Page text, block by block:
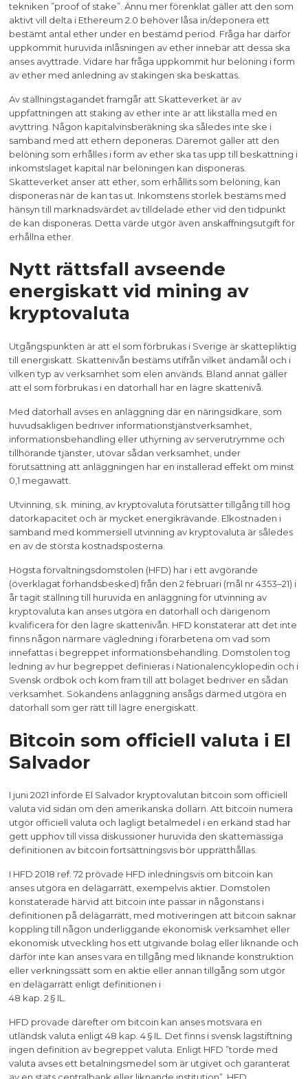
tekniken ”proof of stake”. Ännu mer förenklat gäller att den som
aktivt vill delta i Ethereum 2.0 behöver låsa in/deponera ett
bestämt antal ether under en bestämd period. Fråga har därför
uppkommit huruvida inlåsningen av ether innebär att dessa ska
anses avyttrade. Vidare har fråga uppkommit hur belöning i form
av ether med anledning av stakingen ska beskattas.
Av ställningstagandet framgår att Skatteverket är av
uppfattningen att staking av ether inte är att likställa med en
avyttring. Någon kapitalvinsberäkning ska således inte ske i
samband med att ethern deponeras. Däremot gäller att den
belöning som erhålles i form av ether ska tas upp till beskattning i
inkomstslaget kapital när belöningen kan disponeras.
Skatteverket anser att ether, som erhållits som belöning, kan
disponeras när de kan tas ut. Inkomstens storlek bestäms med
hänsyn till marknadsvärdet av tilldelade ether vid den tidpunkt
de kan disponeras. Detta värde utgör även anskaffningsutgift för
erhållna ether.
Nytt rättsfall avseende
energiskatt vid mining av
kryptovaluta
Utgångspunkten är att el som förbrukas i Sverige är skattepliktig
till energiskatt. Skattenivån bestäms utifrån vilket ändamål och i
vilken typ av verksamhet som elen används. Bland annat gäller
att el som förbrukas i en datorhall har en lägre skattenivå.
Med datorhall avses en anläggning där en näringsidkare, som
huvudsakligen bedriver informationstjänstverksamhet,
informationsbehandling eller uthyrning av serverutrymme och
tillhörande tjänster, utövar sådan verksamhet, under
förutsättning att anläggningen har en installerad effekt om minst
0,1 megawatt.
Utvinning, s.k. mining, av kryptovaluta förutsätter tillgång till hög
datorkapacitet och är mycket energikrävande. Elkostnaden i
samband med kommersiell utvinning av kryptovaluta är således
en av de största kostnadsposterna.
Högsta förvaltningsdomstolen (HFD) har i ett avgörande
(överklagat förhandsbesked) från den 2 februari (mål nr 4353–21) i
år tagit ställning till huruvida en anläggning för utvinning av
kryptovaluta kan anses utgöra en datorhall och därigenom
kvalificera för den lägre skattenivån. HFD konstaterar att det inte
finns någon närmare vägledning i förarbetena om vad som
innefattas i begreppet informationsbehandling. Domstolen tog
ledning av hur begreppet definieras i Nationalencyklopedin och i
Svensk ordbok och kom fram till att bolaget bedriver en sådan
verksamhet. Sökandens anläggning ansågs därmed utgöra en
datorhall som ger rätt till lägre energiskatt.
Bitcoin som officiell valuta i El
Salvador
I juni 2021 införde El Salvador kryptovalutan bitcoin som officiell
valuta vid sidan om den amerikanska dollarn. Att bitcoin numera
utgör officiell valuta och lagligt betalmedel i en erkänd stad har
gett upphov till vissa diskussioner huruvida den skattemässiga
definitionen av bitcoin fortsättningsvis bör upprätthållas.
I HFD 2018 ref. 72 prövade HFD inledningsvis om bitcoin kan
anses utgöra en delägarrätt, exempelvis aktier. Domstolen
konstaterade härvid att bitcoin inte passar in någonstans i
definitionen på delägarrätt, med motiveringen att bitcoin saknar
koppling till någon underliggande ekonomisk verksamhet eller
ekonomisk utveckling hos ett utgivande bolag eller liknande och
därför inte kan anses vara en tillgång med liknande konstruktion
eller verkningssätt som en aktie eller annan tillgång som utgör
en delägarrätt enligt definitionen i
48 kap. 2 § IL.
HFD prövade därefter om bitcoin kan anses motsvara en
utländsk valuta enligt 48 kap. 4 § IL. Det finns i svensk lagstiftning
ingen definition av begreppet valuta. Enligt HFD ”torde med
valuta avses ett betalningsmedel som är utgivet och garanterat